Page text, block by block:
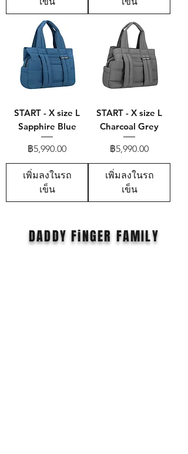
START - X size L
Sapphire Blue
ราคา
฿5,990.00
เพิ่มลงในรถ
เข็น
START - X size L
Charcoal Grey
ราคา
฿5,990.00
เพิ่มลงในรถ
เข็น
DADDY FiNGER FAMILY